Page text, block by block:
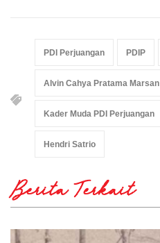
PDI Perjuangan PDIP
Alvin Cahya Pratama Marsan
Kader Muda PDI Perjuangan
Hendri Satrio
Berita Terkait